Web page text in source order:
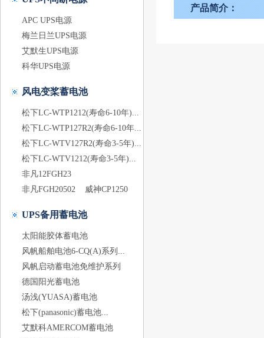
APC UPS电源
梅兰日兰UPS电源
艾默生UPS电源
科华UPS电源
风电变桨蓄电池
松下LC-WTP1212(寿命6-10年)...
松下LC-WTP127R2(寿命6-10年...
松下LC-WTV127R2(寿命3-5年)...
松下LC-WTV1212(寿命3-5年)...
非凡12FGH23
非凡FGH20502
威神CP1250
UPS备用蓄电池
太阳能胶体蓄电池
风帆船舶电池6-CQ(A)系列...
风帆启动蓄电池免维护系列
德国阳光蓄电池
汤浅(YUASA)蓄电池
松下(panasonic)蓄电池...
艾默科AMERCOM蓄电池
产品简介：